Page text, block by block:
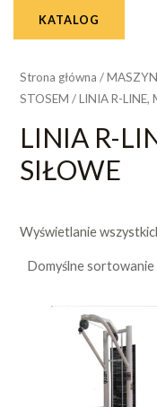
KATALOG
Strona główna /
STOSEM / LINIA R-LINE,
LINIA R-
SIŁOWE
Wyświetlanie